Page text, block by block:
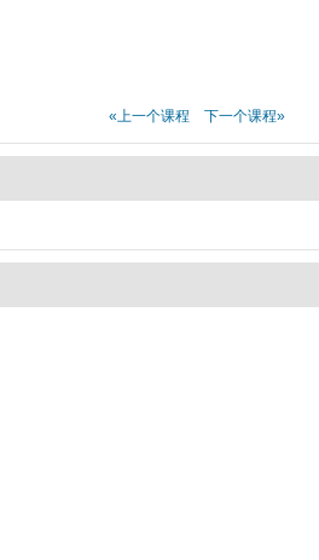
«上一个课程 下一个课程»